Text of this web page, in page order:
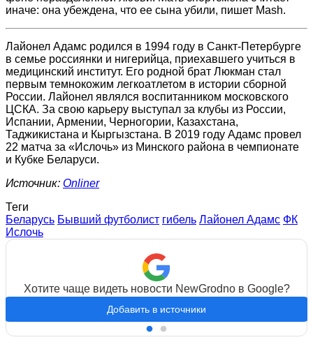
иначе: она убеждена, что ее сына убили, пишет Mash.
Лайонел Адамс родился в 1994 году в Санкт-Петербурге
в семье россиянки и нигерийца, приехавшего учиться в
медицинский институт. Его родной брат Люкман стал
первым темнокожим легкоатлетом в истории сборной
России. Лайонел являлся воспитанником московского
ЦСКА. За свою карьеру выступал за клубы из России,
Испании, Армении, Черногории, Казахстана,
Таджикистана и Кыргызстана. В 2019 году Адамс провел
22 матча за «Ислочь» из Минского района в чемпионате
и Кубке Беларуси.
Источник: Onliner
Теги
Беларусь Бывший футболист гибель Лайонел Адамс ФК
Ислочь
Хотите чаще видеть новости NewGrodno в Google?
Добавить в источники